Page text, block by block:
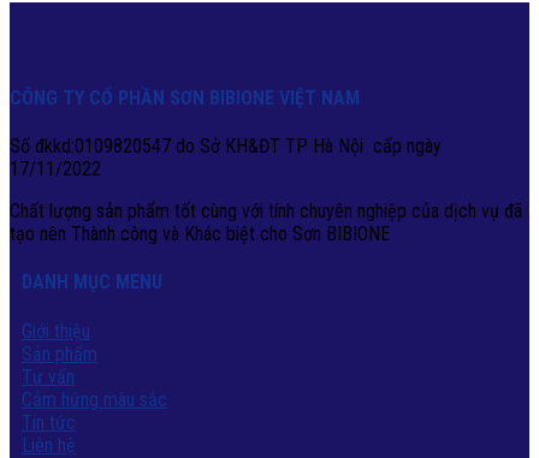
CÔNG TY CỔ PHẦN SƠN BIBIONE VIỆT NAM
Số đkkd:0109820547 do Sở KH&ĐT TP Hà Nội cấp ngày
17/11/2022
Chất lượng sản phẩm tốt cùng với tính chuyên nghiệp của dịch vụ đã
tạo nên Thành công và Khác biệt cho Sơn BIBIONE
DANH MỤC MENU
Giới thiệu
Sản phẩm
Tư vấn
Cảm hứng màu sắc
Tin tức
Liên hệ